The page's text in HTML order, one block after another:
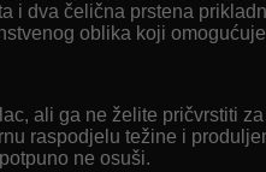
i dva čelična prstena
oblika koji
ali ga ne želite pričvrstiti
raspodjelu težine i
ne osuši.